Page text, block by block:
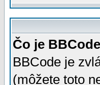
Čo je
BBCode je
(môžete toto